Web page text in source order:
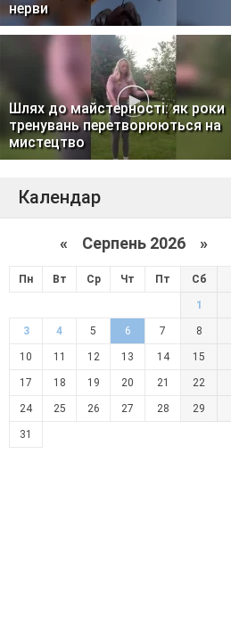
нерви
Шлях до майстерності: як роки
тренувань перетворюються на
мистецтво
Календар
« Серпень 2026 »
Пн Вт Ср Чт Пт Сб
1
3 4 5 6 7 8
10 11 12 13 14 15
17 18 19 20 21 22
24 25 26 27 28 29
31